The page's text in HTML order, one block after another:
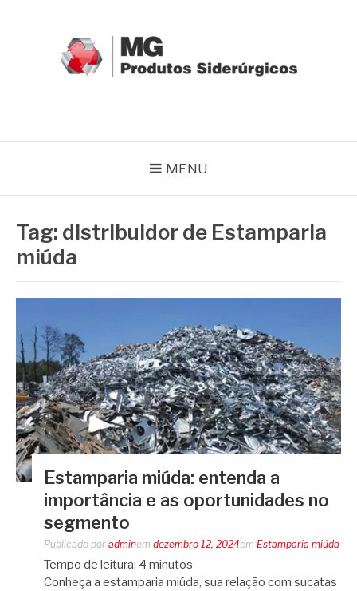
MENU
Tag: distribuidor de Estamparia
miúda
Estamparia miúda: entenda a
importância e as oportunidades no
segmento
Publicado por adminem dezembro 12, 2024em Estamparia miúda
Tempo de leitura: 4 minutos
Conheça a estamparia miúda, sua relação com sucatas